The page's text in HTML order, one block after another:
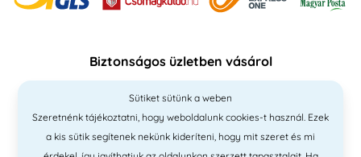
Biztonságos üzletben vásárol
Sütiket sütünk a weben
Szeretnénk tájékoztatni, hogy weboldalunk cookies-t használ. Ezek
a kis sütik segítenek nekünk kideríteni, hogy mit szeret és mi